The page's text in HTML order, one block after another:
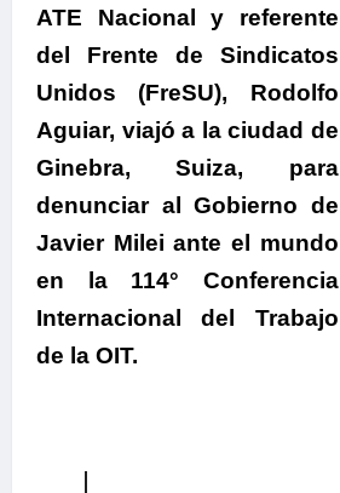
ATE Nacional y referente
del Frente de Sindicatos
Unidos (FreSU), Rodolfo
Aguiar, viajó a la ciudad de
Ginebra, Suiza, para
denunciar al Gobierno de
Javier Milei ante el mundo
en la 114° Conferencia
Internacional del Trabajo
de la OIT.